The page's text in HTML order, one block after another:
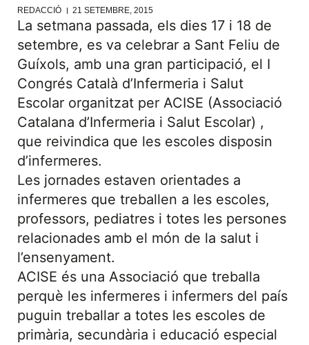
REDACCIÓ 21 SETEMBRE, 2015
La setmana passada, els dies 17 i 18 de
setembre, es va celebrar a Sant Feliu de
Guíxols, amb una gran participació, el I
Congrés Català d’Infermeria i Salut
Escolar organitzat per ACISE (Associació
Catalana d’Infermeria i Salut Escolar) ,
que reivindica que les escoles disposin
d’infermeres.
Les jornades estaven orientades a
infermeres que treballen a les escoles,
professors, pediatres i totes les persones
relacionades amb el món de la salut i
l’ensenyament.
ACISE és una Associació que treballa
perquè les infermeres i infermers del país
puguin treballar a totes les escoles de
primària, secundària i educació especial